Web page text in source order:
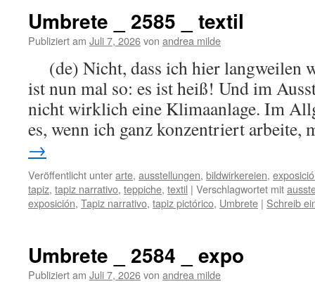
Umbrete _ 2585 _ textil
Publiziert am Juli 7, 2026von andrea milde
(de) Nicht, dass ich hier langweilen
ist nun mal so: es ist heiß! Und im
nicht wirklich eine Klimaanlage. Im
es, wenn ich ganz konzentriert
→
Veröffentlicht unterarte, ausstellungen, bildwirkereien,
tapiz, tapiz narrativo, teppiche, textil | Verschlagwortet mit
exposición, Tapiz narrativo, tapiz pictórico, Umbrete | Schreib
Umbrete _ 2584 _ expo
Publiziert am Juli 7, 2026von andrea milde